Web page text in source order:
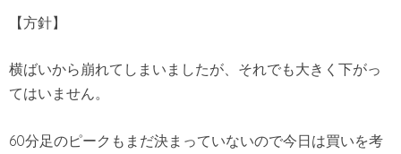
【方針】
横ばいから崩れてしまいましたが、それでも大きく下がっ
てはいません。
60分足のピークもまだ決まっていないので今日は買いを考